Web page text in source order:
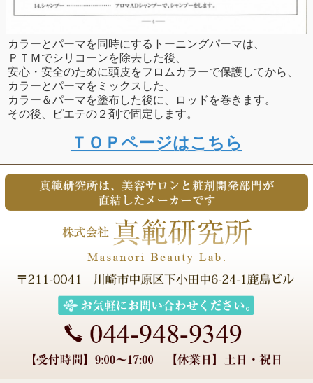
カラーとパーマを同時にするトーニングパーマは、
ＰＴＭでシリコーンを除去した後、
安心・安全のために頭皮をフロムカラーで保護してから、
カラーとパーマをミックスした、
カラー＆パーマを塗布した後に、ロッドを巻きます。
その後、ピエテの２剤で固定します。
ＴＯＰページはこちら